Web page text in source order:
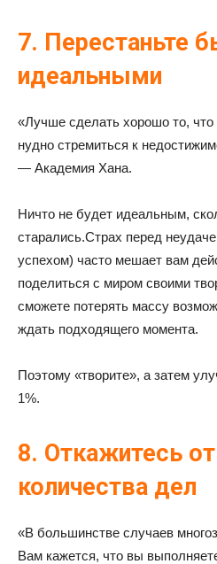
7. Перестаньте
идеальными
«Лучше сделать хорошо то, что
нудно стремиться к
— Академия Хана.
Ничто не будет идеальным,
старались.Страх перед
успехом) часто мешает вам
поделиться с миром своими
сможете потерять массу
ждать подходящего момента.
Поэтому «творите», а затем
1%.
8. Откажитесь
количества дел
«В большинстве случаев
Вам кажется, что вы